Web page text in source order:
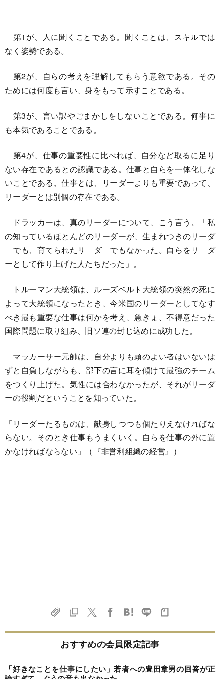
第1が、人に聞くことである。聞くことは、スキルでは
なく姿勢である。
第2が、自らの考えを理解してもらう意欲である。その
ためには何度も言い、身をもって示すことである。
第3が、言い訳やごまかしをしないことである。何事に
も本気であることである。
第4が、仕事の重要性に比べれば、自分など取るに足り
ない存在であるとの認識である。仕事と自らを一体化しな
いことである。仕事とは、リーダーよりも重要であって、
リーダーとは別個の存在である。
ドラッカーは、真のリーダーについて、こう言う。「私
の知っているほとんどのリーダーが、生まれつきのリーダ
ーでも、育てられたリーダーでもなかった。自らをリーダ
ーとして作り上げた人たちだった」。
トルーマン大統領は、ルーズベルト大統領の突然の死に
よって大統領になったとき、今米国のリーダーとしてなす
べき最も重要な仕事は何かを考え、急きょ、不得意だった
国際問題に取り組み、旧ソ連の封じ込めに成功した。
マッカーサー元帥は、自分よりも頭のよい者はいないは
ずと自負しながらも、部下の言に耳を傾けて最強のチーム
をつくり上げた。気性には合わなかったが、それがリーダ
ーの役割だということを知っていた。
「リーダーたるものは、献身しつつも個たりえなければな
らない。そのとき仕事もうまくいく。自らを仕事の外に置
かなければならない」（『非営利組織の経営』）
おすすめの会員限定記事
「好きなことを仕事にしたい」若者への豊田章男の回答が正